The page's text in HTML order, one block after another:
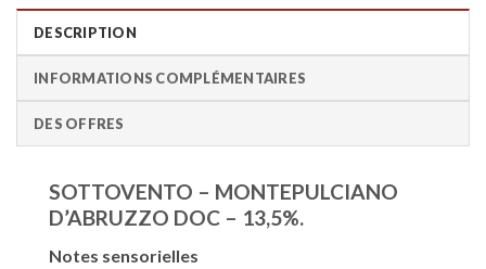
DESCRIPTION
INFORMATIONS COMPLÉMENTAIRES
DES OFFRES
SOTTOVENTO – MONTEPULCIANO
D’ABRUZZO DOC – 13,5%.
Notes sensorielles